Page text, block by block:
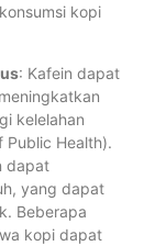
kopi
: Kafein dapat
kelelahan
Public Health).
dapat
yang dapat
Beberapa
kopi dapat